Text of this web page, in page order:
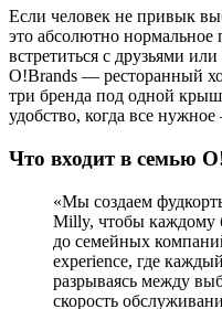
Если человек не привык
это абсолютно нормальное
встретиться с друзьями
O!Brands — ресторанный
три бренда под одной
удобство, когда все
Что входит в семью
«Мы создаем
Milly, чтобы каждому
до семейных
experience, где
разрываясь между
скорость